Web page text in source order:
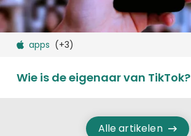
apps (+3)
Wie is de eigenaar van TikTok?
Alle artikelen